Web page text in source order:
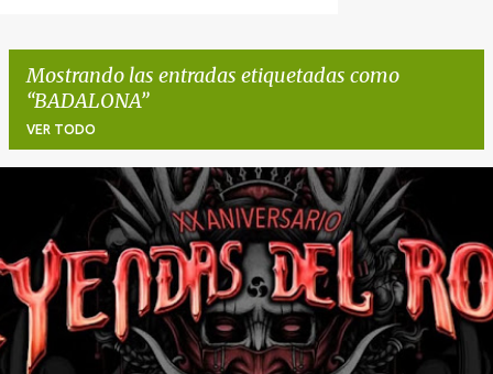
Mostrando las entradas etiquetadas como
BADALONA
VER TODO
t
a
d